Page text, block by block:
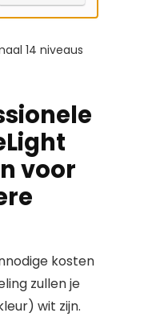
14 niveaus
voor
kosten
zullen je
wit zijn.